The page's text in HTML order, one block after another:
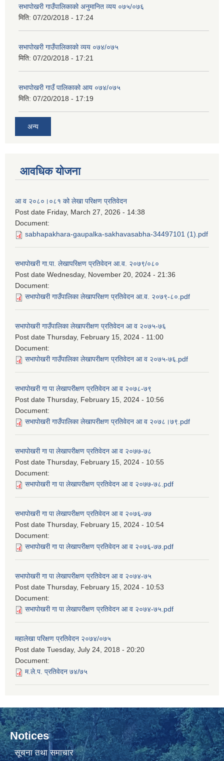
सभापोखरी गाउँपालिकाको अनुमानित व्यय ०७५/०७६
मिति: 07/20/2018 - 17:24
सभापोखरी गाउँपालिकाको व्यय ०७४/०७५
मिति: 07/20/2018 - 17:21
सभापोखरी गाउँ पालिकाको आय ०७४/०७५
मिति: 07/20/2018 - 17:19
अन्य
आवधिक योजना
आ व २०८०।०८१ को लेखा परिक्षण प्रतिवेदन
Post date Friday, March 27, 2026 - 14:38
Document:
sabhapakhara-gaupalka-sakhavasabha-34497101 (1).pdf
सभापोखरी गा.पा. लेखापरिक्षण प्रतिवेदन आ.व. २०७९/०८०
Post date Wednesday, November 20, 2024 - 21:36
Document:
सभापोखरी गाउँपालिका लेखापरिक्षण प्रतिवेदन आ.व. २०७९-८०.pdf
सभापोखरी गाउँपालिका लेखापरीक्षण प्रतिवेदन आ व २०७५-७६
Post date Thursday, February 15, 2024 - 11:00
Document:
सभापोखरी गाउँपालिका लेखापरीक्षण प्रतिवेदन आ व २०७५-७६.pdf
सभापोखरी गा पा लेखापरीक्षण प्रतिवेदन आ व २०७८-७९
Post date Thursday, February 15, 2024 - 10:56
Document:
सभापोखरी गाउँपालिका लेखापरीक्षण प्रतिवेदन आ व २०७८।७९.pdf
सभापोखरी गा पा लेखापरीक्षण प्रतिवेदन आ व २०७७-७८
Post date Thursday, February 15, 2024 - 10:55
Document:
सभापोखरी गा पा लेखापरीक्षण प्रतिवेदन आ व २०७७-७८.pdf
सभापोखरी गा पा लेखापरीक्षण प्रतिवेदन आ व २०७६-७७
Post date Thursday, February 15, 2024 - 10:54
Document:
सभापोखरी गा पा लेखापरीक्षण प्रतिवेदन आ व २०७६-७७.pdf
सभापोखरी गा पा लेखापरीक्षण प्रतिवेदन आ व २०७४-७५
Post date Thursday, February 15, 2024 - 10:53
Document:
सभापोखरी गा पा लेखापरीक्षण प्रतिवेदन आ व २०७४-७५.pdf
महालेखा परिक्षण प्रतिवेदन २०७४/०७५
Post date Tuesday, July 24, 2018 - 20:20
Document:
म.ले.प. प्रतिवेदन ७४/७५
Notices
सूचना तथा समाचार